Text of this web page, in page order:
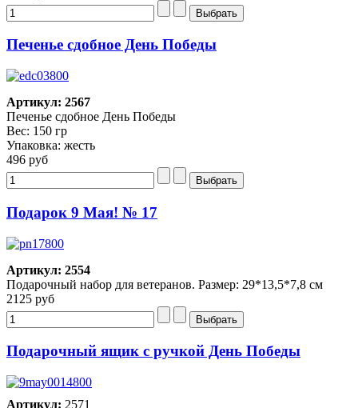
Печенье сдобное День Победы
Артикул: 2567
Печенье сдобное День Победы
Вес: 150 гр
Упаковка: жесть
496 руб
Подарок 9 Мая! № 17
Артикул: 2554
Подарочный набор для ветеранов. Размер: 29*13,5*7,8 см
2125 руб
Подарочный ящик с ручкой День Победы
Артикул: 2571